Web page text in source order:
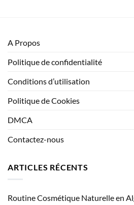
A Propos
Politique de confidentialité
Conditions d’utilisation
Politique de Cookies
DMCA
Contactez-nous
ARTICLES RÉCENTS
Routine Cosmétique Naturelle en